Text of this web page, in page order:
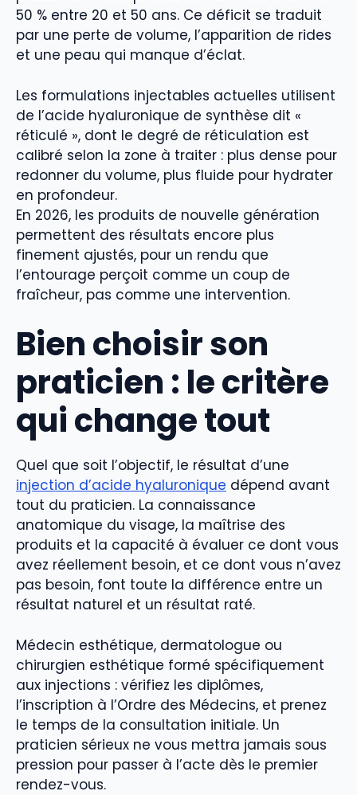
50 % entre 20 et 50 ans. Ce déficit se traduit
par une perte de volume, l’apparition de rides
et une peau qui manque d’éclat.
Les formulations injectables actuelles utilisent
de l’acide hyaluronique de synthèse dit «
réticulé », dont le degré de réticulation est
calibré selon la zone à traiter : plus dense pour
redonner du volume, plus fluide pour hydrater
en profondeur.
En 2026, les produits de nouvelle génération
permettent des résultats encore plus
finement ajustés, pour un rendu que
l’entourage perçoit comme un coup de
fraîcheur, pas comme une intervention.
Bien choisir son
praticien : le critère
qui change tout
Quel que soit l’objectif, le résultat d’une
injection d’acide hyaluronique dépend avant
tout du praticien. La connaissance
anatomique du visage, la maîtrise des
produits et la capacité à évaluer ce dont vous
avez réellement besoin, et ce dont vous n’avez
pas besoin, font toute la différence entre un
résultat naturel et un résultat raté.
Médecin esthétique, dermatologue ou
chirurgien esthétique formé spécifiquement
aux injections : vérifiez les diplômes,
l’inscription à l’Ordre des Médecins, et prenez
le temps de la consultation initiale. Un
praticien sérieux ne vous mettra jamais sous
pression pour passer à l’acte dès le premier
rendez-vous.